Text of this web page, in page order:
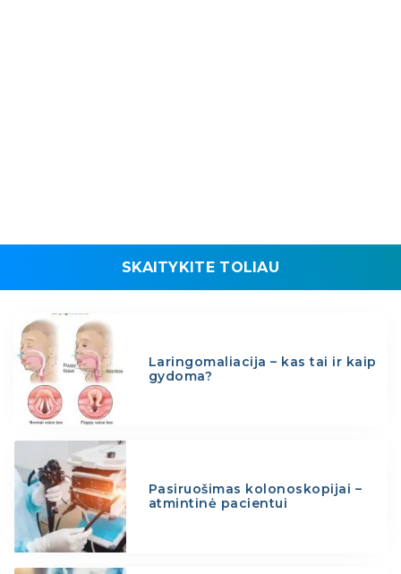
SKAITYKITE TOLIAU
Laringomaliacija – kas tai ir kaip
gydoma?
Pasiruošimas kolonoskopijai –
atmintinė pacientui